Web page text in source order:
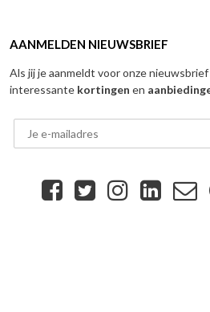
AANMELDEN NIEUWSBRIEF
Als jij je aanmeldt voor onze
interessante kortingen en